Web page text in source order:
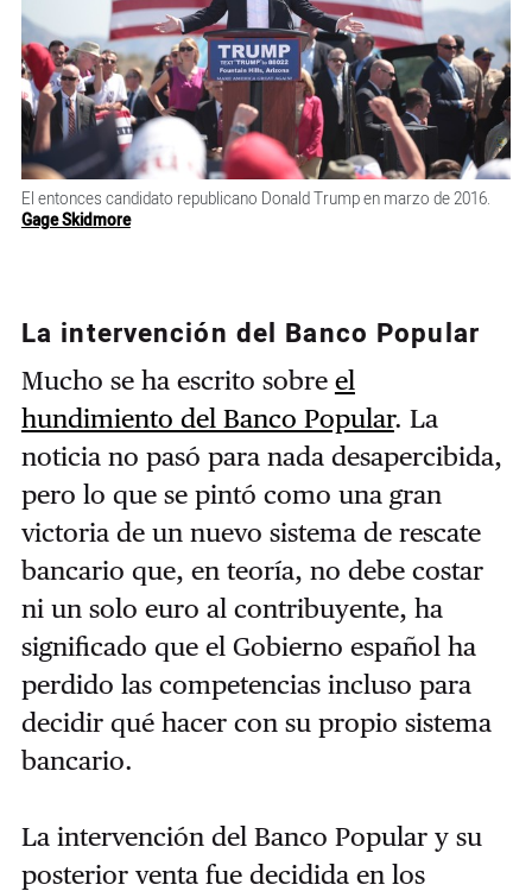
El entonces candidato republicano Donald Trump en marzo de 2016.
Gage Skidmore
La intervención del Banco Popular
Mucho se ha escrito sobre el
hundimiento del Banco Popular. La
noticia no pasó para nada desapercibida,
pero lo que se pintó como una gran
victoria de un nuevo sistema de rescate
bancario que, en teoría, no debe costar
ni un solo euro al contribuyente, ha
significado que el Gobierno español ha
perdido las competencias incluso para
decidir qué hacer con su propio sistema
bancario.
La intervención del Banco Popular y su
posterior venta fue decidida en los